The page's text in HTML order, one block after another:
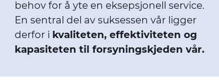
behov for å yte en eksepsjonell service.
En sentral del av suksessen vår ligger
derfor i kvaliteten, effektiviteten og
kapasiteten til forsyningskjeden vår.